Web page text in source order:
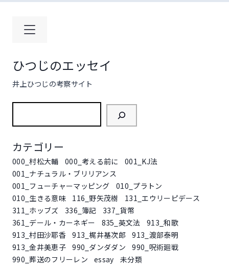
ひつじのエッセイ
井上ひつじの考察サイト
カテゴリー
000_村松大輔 000_考える前に
001_KJ法
001_ナチュラル・ブリリアンス
001_フューチャーマッピング
010_プラトン
010_生きる意味
116_野矢茂樹
131_エウリーピデース
311_ホッブズ
336_簿記
337_貨幣
361_デール・カーネギー
835_英文法
913_和歌
913_村田沙耶香
913_梶井基次郎
913_渡部泰明
913_金井美恵子
990_ダンダダン
990_呪術廻戦
990_葬送のフリーレン
essay 未分類